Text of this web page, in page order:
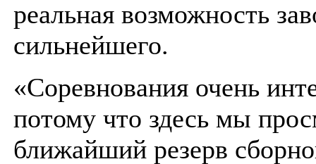
реальная возможность
сильнейшего.
«Соревнования очень
потому что здесь мы
ближайший резерв